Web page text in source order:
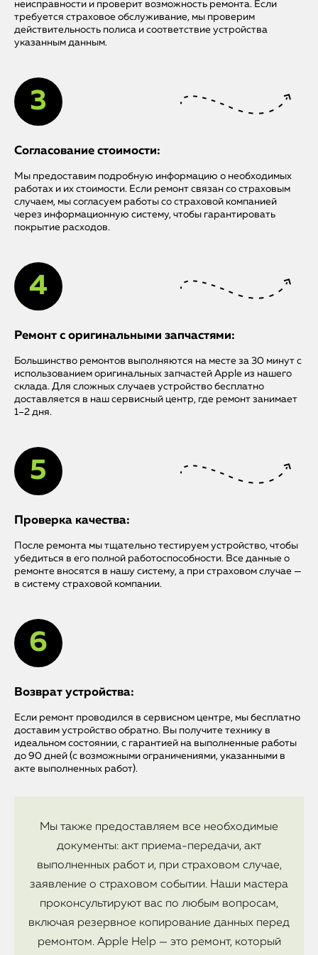
неисправности и проверит возможность ремонта. Если
требуется страховое обслуживание, мы проверим
действительность полиса и соответствие устройства
указанным данным.
Согласование стоимости:
Мы предоставим подробную информацию о необходимых
работах и их стоимости. Если ремонт связан со страховым
случаем, мы согласуем работы со страховой компанией
через информационную систему, чтобы гарантировать
покрытие расходов.
Ремонт с оригинальными запчастями:
Большинство ремонтов выполняются на месте за 30 минут с
использованием оригинальных запчастей Apple из нашего
склада. Для сложных случаев устройство бесплатно
доставляется в наш сервисный центр, где ремонт занимает
1–2 дня.
Проверка качества:
После ремонта мы тщательно тестируем устройство, чтобы
убедиться в его полной работоспособности. Все данные о
ремонте вносятся в нашу систему, а при страховом случае —
в систему страховой компании.
Возврат устройства:
Если ремонт проводился в сервисном центре, мы бесплатно
доставим устройство обратно. Вы получите технику в
идеальном состоянии, с гарантией на выполненные работы
до 90 дней (с возможными ограничениями, указанными в
акте выполненных работ).
Мы также предоставляем все необходимые
документы: акт приема-передачи, акт
выполненных работ и, при страховом случае,
заявление о страховом событии. Наши мастера
проконсультируют вас по любым вопросам,
включая резервное копирование данных перед
ремонтом. Apple Help — это ремонт, который